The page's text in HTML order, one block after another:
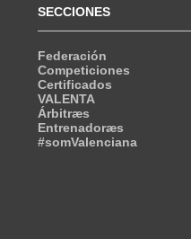
SECCIONES
Federación
Competiciones
Certificados
VALENTA
Árbitræs
Entrenadoræs
#somValenciana